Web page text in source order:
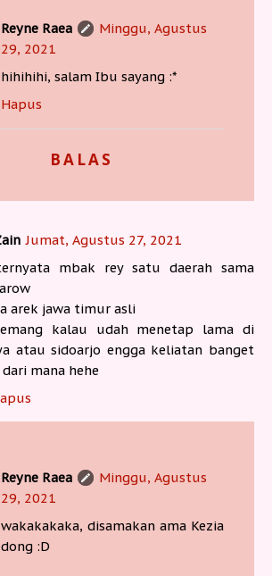
Reyne Raea
Minggu, Agustus
29, 2021
hihihihi, salam Ibu sayang :*
Hapus
BALAS
Jumat, Agustus 27, 2021
mbak rey satu daerah sama
arek jawa timur asli
kalau udah menetap lama di
atau sidoarjo engga keliatan banget
mana hehe
Reyne Raea
Minggu, Agustus
29, 2021
wakakakaka, disamakan ama Kezia
dong :D